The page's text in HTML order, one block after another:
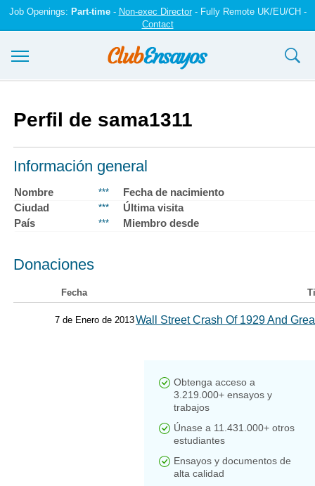
Job Openings: Part-time- Non-exec Director- Fully Remote UK/EU/CH -
Contact
Registrarse
Iniciar sesión
Contáctenos
Perfil de sama1311
Información general
Nombre ***
Fecha de nacimiento
Ciudad
***
Última visita
País
*** Miembro desde
Donaciones
Fecha
7 de Enero de 2013Wall Street Crash Of 1929 And
Obtenga acceso a
3.219.000+ ensayos y
trabajos
Únase a 11.431.000+ otros
estudiantes
Ensayos y documentos de
alta calidad